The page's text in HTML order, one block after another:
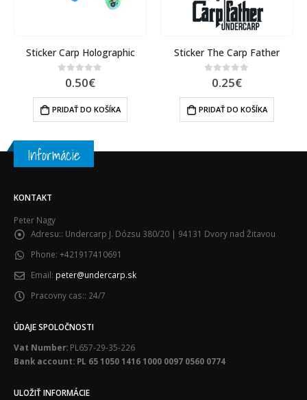
Carp Holographic
PRIDAŤ DO KOŠÍKA
Sticker The Carp Father
PRIDAŤ DO KOŠÍKA
Informácie
KONTAKT
Peter Nagy
Adresu:: Undercarp J. Dózsu 380/20 | 94131 Dvory nad Žitavou
Phone: +421917410691
Email: peter@undercarp.sk
Pracovny cas:: 24/7
ÚDAJE SPOLOČNOSTI
Vat Number: PL657-29-35-226
Bank account: PL 65 1050 1416 1000 0097 0560 0774
ULOŽIŤ INFORMÁCIE